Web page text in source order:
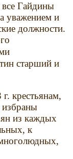
Гайдины
уважением и
должности.
старший и
крестьянам,
избраны
из каждых
к